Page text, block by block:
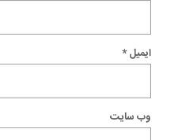
ایمیل*
وب‌ سایت